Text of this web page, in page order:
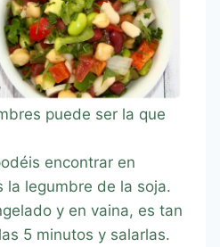
puede ser la que
encontrar en
la legumbre de la soja.
y en vaina, es tan
5 minutos y salarlas.